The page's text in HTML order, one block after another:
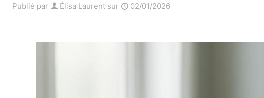
Publié par Élisa Laurent sur 02/01/2026